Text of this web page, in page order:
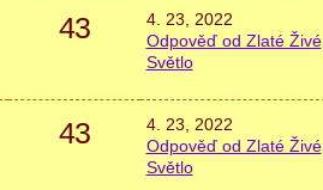
43
4. 23, 2022
Odpověď od Zlaté Živé
Světlo
43
4. 23, 2022
Odpověď od Zlaté Živé
Světlo